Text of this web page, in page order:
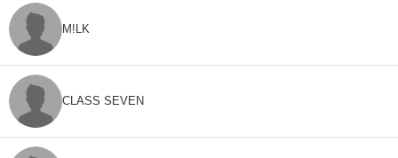
M!LK
CLASS SEVEN